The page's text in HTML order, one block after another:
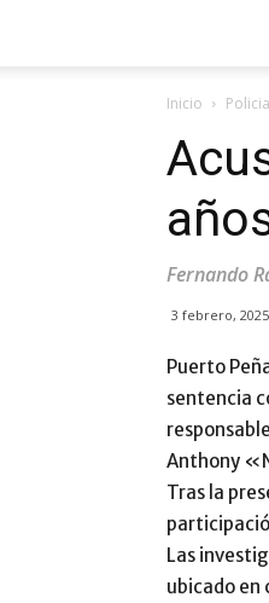
Inicio
Fernando
3 febrero, 2025
Puerto
sentencia
Anthony
Tras la
Las
ubicado en